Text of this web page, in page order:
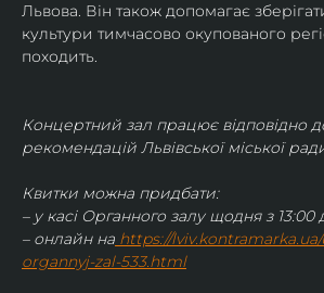
Львова. Він також допомагає
культури тимчасово окупованого
походить.
Концертний зал працює відповідно
рекомендацій Львівської міської
Квитки можна придбати:
– у касі Органного залу щодня з 13:00
– онлайн на https://
organnyj-zal-533.html